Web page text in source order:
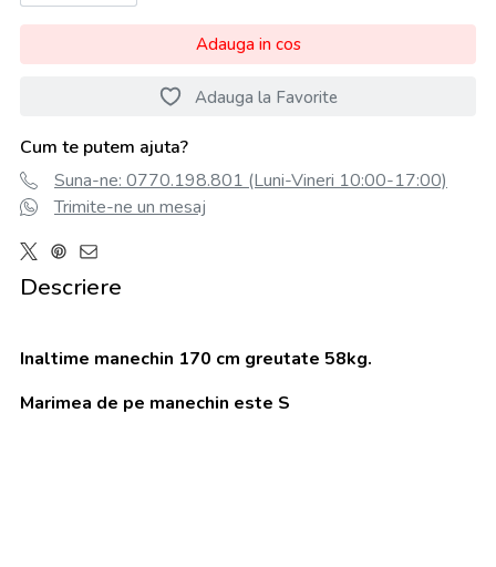
Adauga in cos
Adauga la Favorite
Cum te putem ajuta?
Suna-ne: 0770.198.801 (Luni-Vineri 10:00-17:00)
Trimite-ne un mesaj
Descriere
Inaltime manechin 170 cm greutate 58kg.
Marimea de pe manechin este S